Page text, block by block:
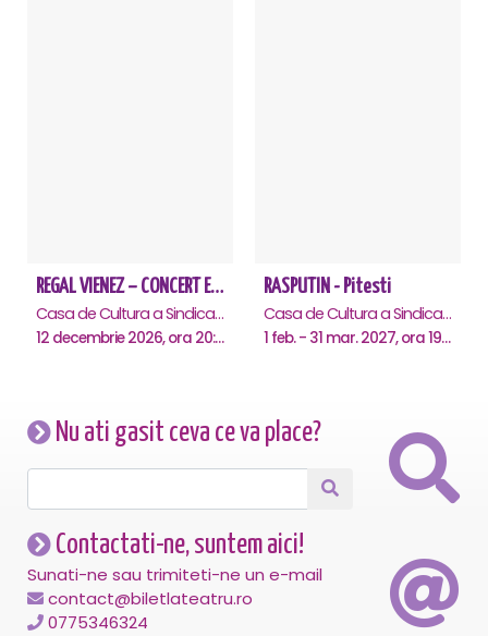
REGAL VIENEZ – CONCERT EXTRAORDINAR DE CRACIUN - Pitesti
Casa de Cultura a Sindicatelor , Pitesti
12 decembrie 2026, ora 20:00
RASPUTIN - Pitesti
Casa de Cultura a Sindicatelor , Pitesti
1 feb. - 31 mar. 2027, ora 19:00
Nu ati gasit ceva ce va place?
Contactati-ne, suntem aici!
Sunati-ne sau trimiteti-ne un e-mail
contact@biletlateatru.ro
0775346324